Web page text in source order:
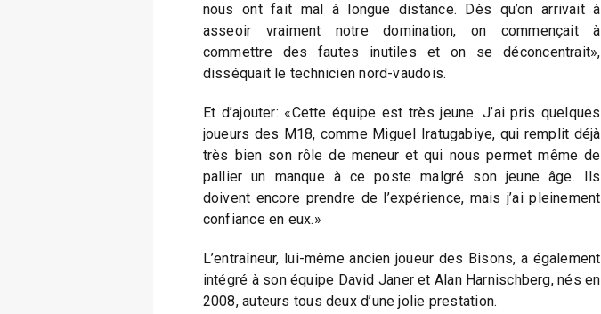
nous ont fait mal à longue distance. Dès qu’on arrivait à
asseoir vraiment notre domination, on commençait à
commettre des fautes inutiles et on se déconcentrait»,
disséquait le technicien nord-vaudois.
Et d’ajouter: «Cette équipe est très jeune. J’ai pris quelques
joueurs des M18, comme Miguel Iratugabiye, qui remplit déjà
très bien son rôle de meneur et qui nous permet même de
pallier un manque à ce poste malgré son jeune âge. Ils
doivent encore prendre de l’expérience, mais j’ai pleinement
confiance en eux.»
L’entraîneur, lui-même ancien joueur des Bisons, a également
intégré à son équipe David Janer et Alan Harnischberg, nés en
2008, auteurs tous deux d’une jolie prestation.